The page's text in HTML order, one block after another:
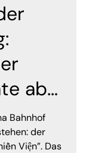
ab
Bahnhof
der
Viện”. Das